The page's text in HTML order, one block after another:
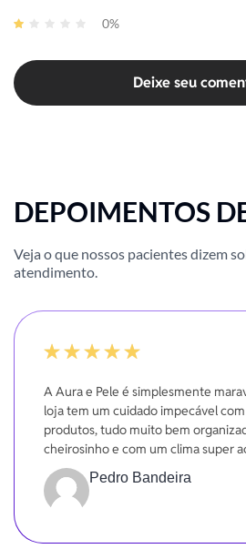
0%
Deixe seu
DEPOIMENTOS
Veja o que nossos pacientes dizem
atendimento.
A Aura e Pele é simplesmente
loja tem um cuidado impecável
produtos, tudo muito bem
cheirosinho e com um clima super
Dá pra sentir o carinho em cada
Pedro Bandeira